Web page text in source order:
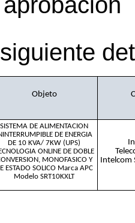
Objeto
SISTEMA DE ALIMENTACION
DE ENERGIA
DE 10 KVA/ 7KW (UPS)
ONLINE DE DOBLE
MONOFASICO Y
ESTADO SOLICO Marca APC
Modelo SRT10KXLT
Intelcom